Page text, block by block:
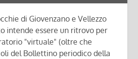
di Giovenzano e Vellezzo
intende essere un ritrovo per
"virtuale" (oltre che
del Bollettino periodico della